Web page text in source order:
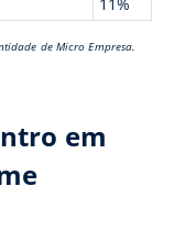
de Micro Empresa.
em